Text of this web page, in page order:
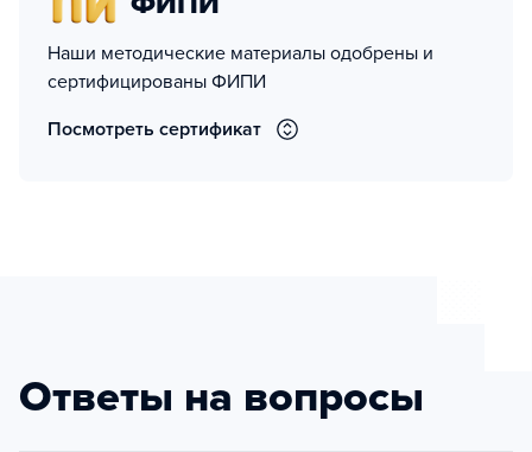
Наши методические материалы одобрены и
сертифицированы ФИПИ
Посмотреть сертификат
Ответы на вопросы